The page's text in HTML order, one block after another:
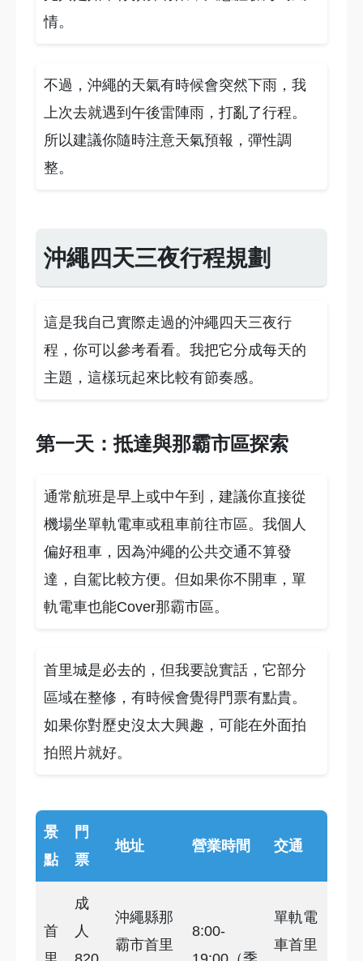
情。
不過，沖繩的天氣有時候會突然下雨，我
上次去就遇到午後雷陣雨，打亂了行程。
所以建議你隨時注意天氣預報，彈性調
整。
沖繩四天三夜行程規劃
這是我自己實際走過的沖繩四天三夜行
程，你可以參考看看。我把它分成每天的
主題，這樣玩起來比較有節奏感。
第一天：抵達與那霸市區探索
通常航班是早上或中午到，建議你直接從
機場坐單軌電車或租車前往市區。我個人
偏好租車，因為沖繩的公共交通不算發
達，自駕比較方便。但如果你不開車，單
軌電車也能Cover那霸市區。
首里城是必去的，但我要說實話，它部分
區域在整修，有時候會覺得門票有點貴。
如果你對歷史沒太大興趣，可能在外面拍
拍照片就好。
景
點
門
票
地址 營業時間 交通
首
成
人
沖繩縣那
霸市首里
8:00-
單軌電
車首里